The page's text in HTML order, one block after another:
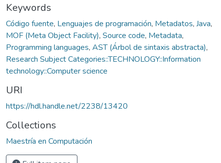
Keywords
Código fuente, Lenguajes de programación, Metadatos, Java,
MOF (Meta Object Facility), Source code, Metadata,
Programming languages, AST (Árbol de sintaxis abstracta),
Research Subject Categories::TECHNOLOGY::Information
technology::Computer science
URI
https://hdl.handle.net/2238/13420
Collections
Maestría en Computación